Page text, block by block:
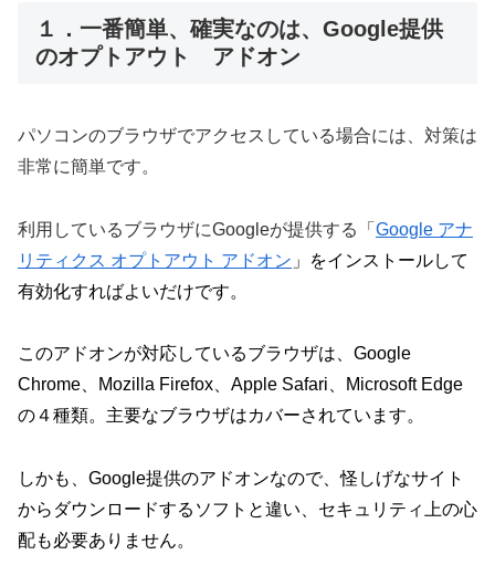
１．一番簡単、確実なのは、Google提供
のオプトアウト アドオン
パソコンのブラウザでアクセスしている場合には、対策は
非常に簡単です。
利用しているブラウザにGoogleが提供する「 Google アナ
リティクス オプトアウト アドオン 」をインストールして
有効化すればよいだけです。
このアドオンが対応しているブラウザは、Google
Chrome、Mozilla Firefox、Apple Safari、Microsoft Edge
の４種類。主要なブラウザはカバーされています。
しかも、Google提供のアドオンなので、怪しげなサイト
からダウンロードするソフトと違い、セキュリティ上の心
配も必要ありません。